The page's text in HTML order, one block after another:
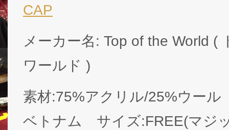
CAP
メーカー名: Top of the World (
ワールド )
素材:75%アクリル/25%ウー
ベトナム サイズ:FREE(マジ